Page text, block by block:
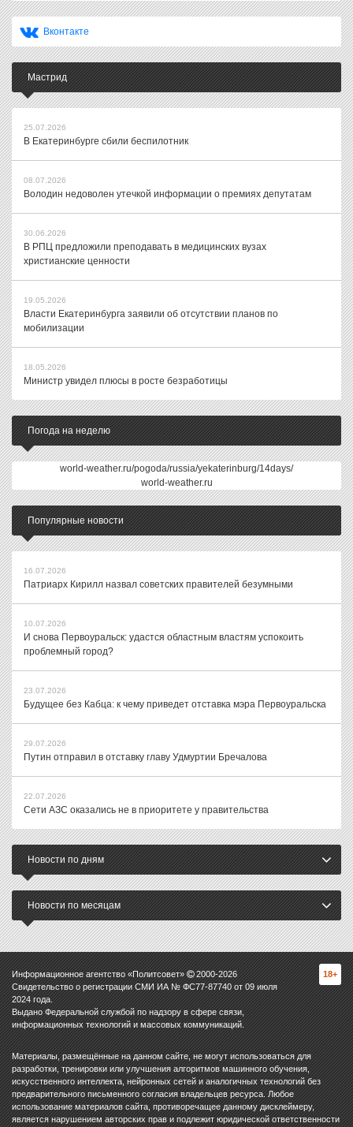
Вконтакте
Мастрид
25.07.2026
В Екатеринбурге сбили беспилотник
08.07.2026
Володин недоволен утечкой информации о премиях депутатам
30.06.2026
В РПЦ предложили преподавать в медицинских вузах
христианские ценности
19.05.2026
Власти Екатеринбурга заявили об отсутствии планов по
мобилизации
18.05.2026
Министр увидел плюсы в росте безработицы
Погода на неделю
world-weather.ru/pogoda/russia/yekaterinburg/14days/
world-weather.ru
Популярные новости
16.07.2026
Патриарх Кирилл назвал советских правителей безумными
10.07.2026
И снова Первоуральск: удастся областным властям успокоить
проблемный город?
23.07.2026
Будущее без Кабца: к чему приведет отставка мэра Первоуральска
29.07.2026
Путин отправил в отставку главу Удмуртии Бречалова
22.07.2026
Сети АЗС оказались не в приоритете у правительства
Новости по дням
Новости по месяцам
Информационное агентство «Политсовет» 2000-2026
Свидетельство о регистрации СМИ ИА № ФС77-87740 от 09 июля
2024 года.
Выдано Федеральной службой по надзору в сфере связи,
информационных технологий и массовых коммуникаций.
18+
Материалы, размещённые на данном сайте, не могут использоваться для
разработки, тренировки или улучшения алгоритмов машинного обучения,
искусственного интеллекта, нейронных сетей и аналогичных технологий без
предварительного письменного согласия владельцев ресурса. Любое
использование материалов сайта, противоречащее данному дисклеймеру,
является нарушением авторских прав и подлежит юридической ответственности